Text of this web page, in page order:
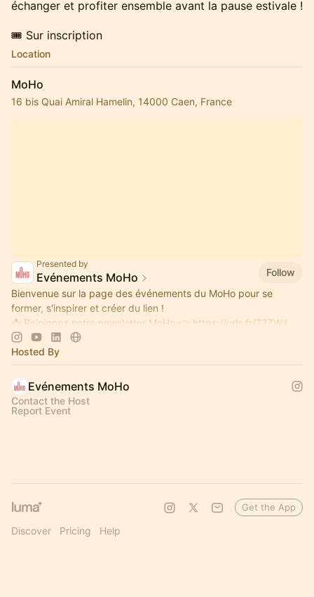
échanger et profiter ensemble avant la pause estivale !
🎟️ Sur inscription
Location
MoHo
16 bis Quai Amiral Hamelin, 14000 Caen, France
Presented by
Evénements MoHo
Follow
Bienvenue sur la page des événements du MoHo pour se
former, s'inspirer et créer du lien !
📩 Rejoignez notre newsletter MoHo 👉 https://urls.fr/72ZWJ_
Hosted By
Evénements MoHo
Contact the Host
Report Event
Discover Pricing Help
Get the App